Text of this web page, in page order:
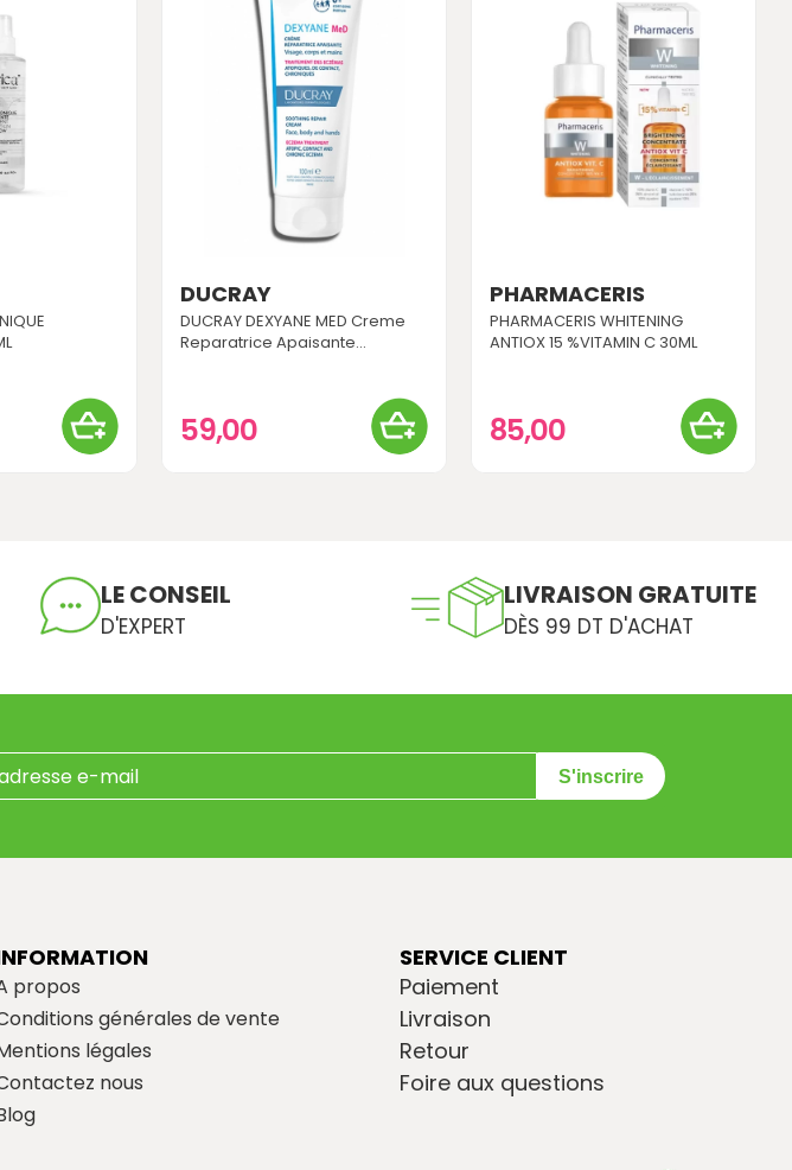
DUCRAY
DUCRAY DEXYANE MED Creme
Reparatrice Apaisante...
59,00
PHARMACERIS
PHARMACERIS WHITENING
ANTIOX 15 %VITAMIN C 30ML
85,00
LE CONSEIL
D'EXPERT
LIVRAISON GRATUITE
DÈS 99 DT D'ACHAT
S'inscrire
propos
générales de vente
légales
nous
SERVICE CLIENT
Paiement
Livraison
Retour
Foire aux questions